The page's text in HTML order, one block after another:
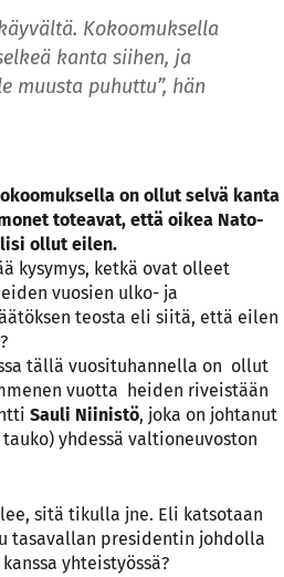
Kokoomuksella
kanta siihen, ja
muusta puhuttu”, hän
on ollut selvä kanta
toteavat, että oikea Nato-
ollut eilen.
kysymys, ketkä ovat olleet
vuosien ulko- ja
teosta eli siitä, että eilen
tällä vuosituhannella on ollut
vuotta heiden riveistään
Sauli Niinistö, joka on johtanut
yhdessä valtioneuvoston
sitä tikulla jne. Eli katsotaan
tasavallan presidentin johdolla
yhteistyössä?